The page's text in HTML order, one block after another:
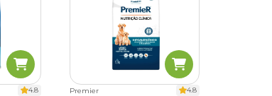
4.8 Premier 4.8